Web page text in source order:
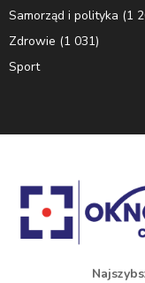
Samorząd i polityka (1
Zdrowie (1 031)
Sport